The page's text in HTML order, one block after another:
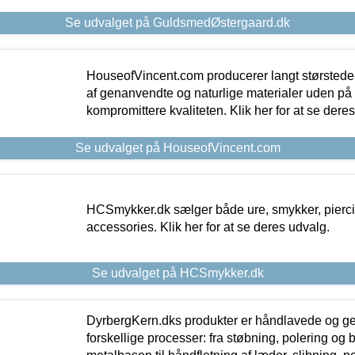
Se udvalget på GuldsmedØstergaard.dk
HouseofVincent.com producerer langt
af genanvendte og naturlige materialer uden
kompromittere kvaliteten. Klik her for at se
Se udvalget på HouseofVincent.com
HCSmykker.dk sælger både ure, smykker,
accessories. Klik her for at se deres udvalg.
Se udvalget på HCSmykker.dk
DyrbergKern.dks produkter er håndlavede og
forskellige processer: fra støbning, polering og